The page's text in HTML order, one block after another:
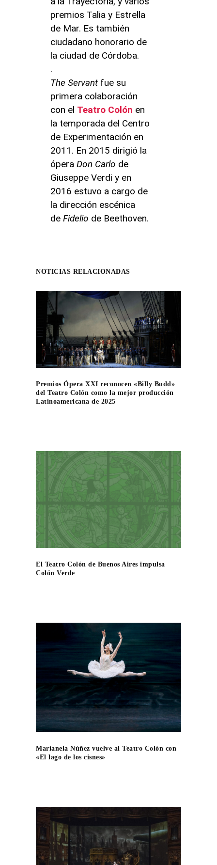
premios Talia y Estrella
de Mar. Es también
ciudadano honorario de
la ciudad de Córdoba.
.
The Servant fue su
primera colaboración
con el Teatro Colón en
la temporada del Centro
de Experimentación en
2011. En 2015 dirigió la
ópera Don Carlo de
Giuseppe Verdi y en
2016 estuvo a cargo de
la dirección escénica
de Fidelio de Beethoven.
NOTICIAS RELACIONADAS
Premios Ópera XXI reconocen «Billy Budd»
del Teatro Colón como la mejor producción
Latinoamericana de 2025
El Teatro Colón de Buenos Aires impulsa
Colón Verde
Marianela Núñez vuelve al Teatro Colón con
«El lago de los cisnes»